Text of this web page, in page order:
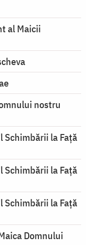
al Maicii
nostru
Schimbării la Faţă
Schimbării la Faţă
Schimbării la Față
Domnului